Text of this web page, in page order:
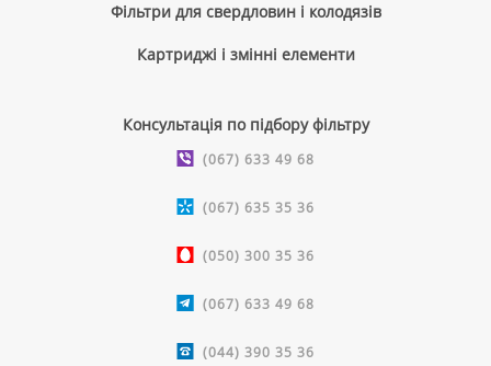
Фільтри для свердловин і колодязів
Картриджі і змінні елементи
Консультація по підбору фільтру
(067) 633 49 68
(067) 635 35 36
(050) 300 35 36
(067) 633 49 68
(044) 390 35 36